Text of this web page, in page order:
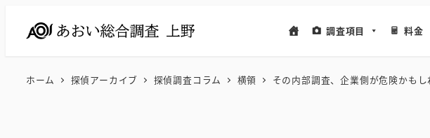
調査項目 料金
ホーム 探偵アーカイブ 探偵調査コラム 横領 その内部調査、企業側が危険かも